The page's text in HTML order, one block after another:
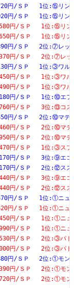
円/ＳＰ　 1位:⑮リンカ
円/ＳＰ　 1位:⑮リンカ
円/ＳＰ　 1位:⑮リンカ
円/ＳＰ　 1位:⑮リンカ
/ＳＰ　 2位:⑦レッドヴ
/ＳＰ　 2位:⑦レッドヴ
/ＳＰ　 1位:③ワルツフ
/ＳＰ　 1位:③ワルツフ
/ＳＰ　 1位:③ワルツフ
円/ＳＰ　 1位:⑩エフフ
/ＳＰ　 3位:⑬コスモア
7550円/ＳＰ　 2位
円/ＳＰ　 2位
円/ＳＰ　 2位
10470円/ＳＰ　 1
5170円/ＳＰ　
5170円/ＳＰ　 2位
21440円/ＳＰ　
円/ＳＰ　 2位
6470円/ＳＰ　 1
11520円/ＳＰ　 1
15450円/ＳＰ　
87990円/ＳＰ　
円/ＳＰ　 2位:③パトリ
円/ＳＰ　 2位:③パトリ
/ＳＰ　 2位:①モンフ
/ＳＰ　 2位:①モンフ
/ＳＰ　 2位:①モンフ